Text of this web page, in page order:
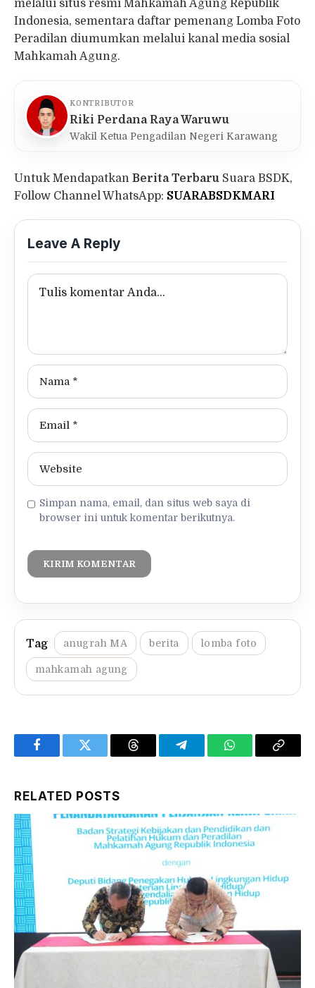
melalui situs resmi Mahkamah Agung Republik
Indonesia, sementara daftar pemenang Lomba Foto
Peradilan diumumkan melalui kanal media sosial
Mahkamah Agung.
KONTRIBUTOR
Riki Perdana Raya Waruwu
Wakil Ketua Pengadilan Negeri Karawang
Untuk Mendapatkan Berita Terbaru Suara BSDK,
Follow Channel WhatsApp: SUARABSDKMARI
Leave A Reply
Simpan nama, email, dan situs web saya di
browser ini untuk komentar berikutnya.
anugrah MA berita lomba foto
mahkamah agung
FacebookTwitter Threads TelegramWhatsAppCopy
RELATED POSTS